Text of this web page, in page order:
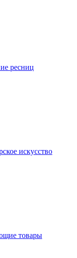
ресниц
искусство
товары